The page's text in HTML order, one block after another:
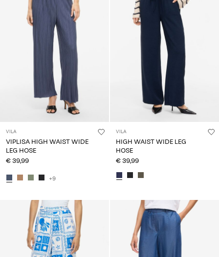
VILA
VIPLISA HIGH WAIST WIDE
LEG HOSE
€ 39,99
+9
VILA
HIGH WAIST WIDE LEG
HOSE
€ 39,99